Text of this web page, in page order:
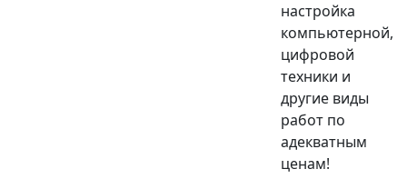
настройка
компьютерной,
цифровой
техники и
другие виды
работ по
адекватным
ценам!